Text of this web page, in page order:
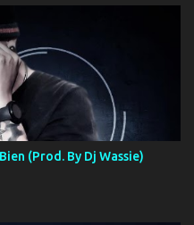
(Prod. By Dj Wassie)